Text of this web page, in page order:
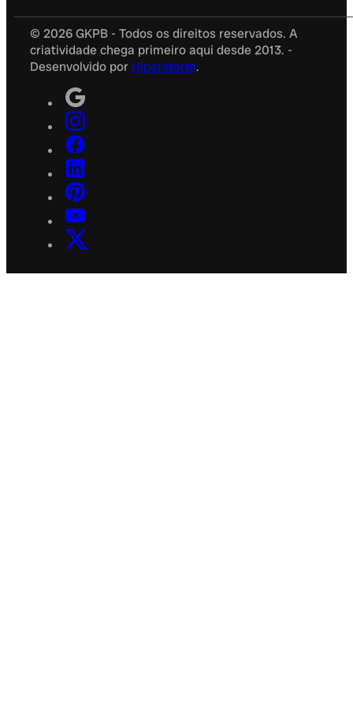
© 2026 GKPB - Todos os direitos reservados. A
criatividade chega primeiro aqui desde 2013. -
Desenvolvido por Hiperstorm.